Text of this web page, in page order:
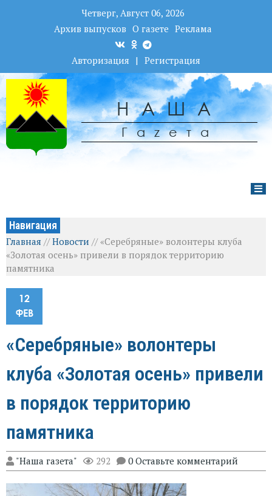
Четверг, Август 06, 2026
Архив выпусков О газете Реклама
Авторизация | Регистрация
НАША
Гаzета
Навигация
Главная //Новости //«Серебряные» волонтеры клуба
«Золотая осень» привели в порядок территорию
памятника
12
ФЕВ
«Серебряные» волонтеры
клуба «Золотая осень» привели
в порядок территорию
памятника
"Наша газета" 292 0 Оставьте комментарий